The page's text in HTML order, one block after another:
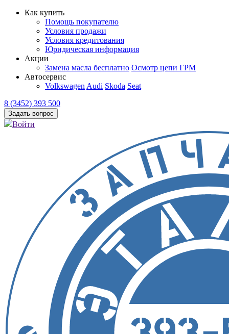
Как купить
Помощь покупателю
Условия продажи
Условия кредитования
Юридическая информация
Акции
Замена масла бесплатно Осмотр цепи ГРМ
Автосервис
Volkswagen Audi Skoda Seat
8 (3452) 393 500
Задать вопрос
Войти